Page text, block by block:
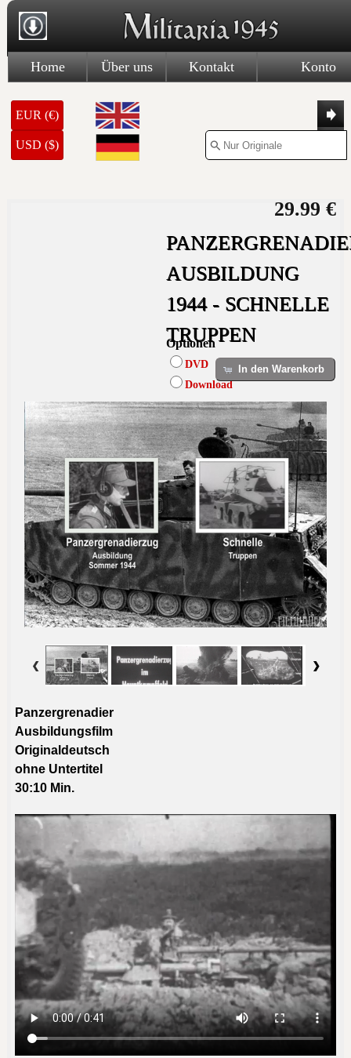
Home Über uns Kontakt Konto
EUR (€)
USD ($)
29.99 €
AUSBILDUNG
1944 - SCHNELLE
TRUPPEN
In den Warenkorb
Optionen
DVD
Download
Panzergrenadier
Ausbildungsfilm
Originaldeutsch
ohne Untertitel
30:10Min.